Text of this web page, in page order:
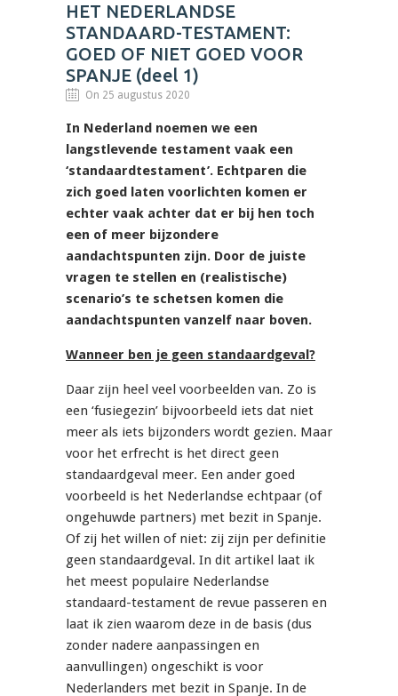
HET NEDERLANDSE
STANDAARD-TESTAMENT:
GOED OF NIET GOED VOOR
SPANJE (deel 1)
On 25 augustus 2020
In Nederland noemen we een
langstlevende testament vaak een
‘standaardtestament’. Echtparen die
zich goed laten voorlichten komen er
echter vaak achter dat er bij hen toch
een of meer bijzondere
aandachtspunten zijn. Door de juiste
vragen te stellen en (realistische)
scenario’s te schetsen komen die
aandachtspunten vanzelf naar boven.
Wanneer ben je geen standaardgeval?
Daar zijn heel veel voorbeelden van. Zo is
een ‘fusiegezin’ bijvoorbeeld iets dat niet
meer als iets bijzonders wordt gezien. Maar
voor het erfrecht is het direct geen
standaardgeval meer. Een ander goed
voorbeeld is het Nederlandse echtpaar (of
ongehuwde partners) met bezit in Spanje.
Of zij het willen of niet: zij zijn per definitie
geen standaardgeval. In dit artikel laat ik
het meest populaire Nederlandse
standaard-testament de revue passeren en
laat ik zien waarom deze in de basis (dus
zonder nadere aanpassingen en
aanvullingen) ongeschikt is voor
Nederlanders met bezit in Spanje. In de